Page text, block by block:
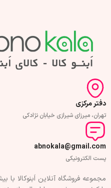
دفتر مرکزی
تهران، میرزای شیرازی خیابان نژادکی
abnokala@gmail.com
پست الکترونیکی